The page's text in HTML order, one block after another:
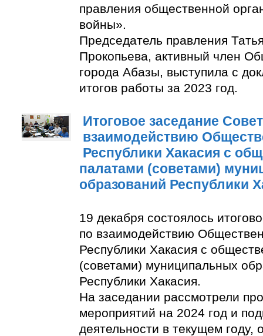
правления общественной
войны».
Председатель правления
Прокопьева, активный член
города Абазы, выступила с
итогов работы за 2023 год.
Итоговое заседание
взаимодействию
Республики Хакасия с
палатами (советами)
образований Республики
19 декабря состоялось
по взаимодействию
Республики Хакасия с
(советами) муниципальных
Республики Хакасия.
На заседании рассмотрели
мероприятий на 2024 год и
деятельности в текущем году,